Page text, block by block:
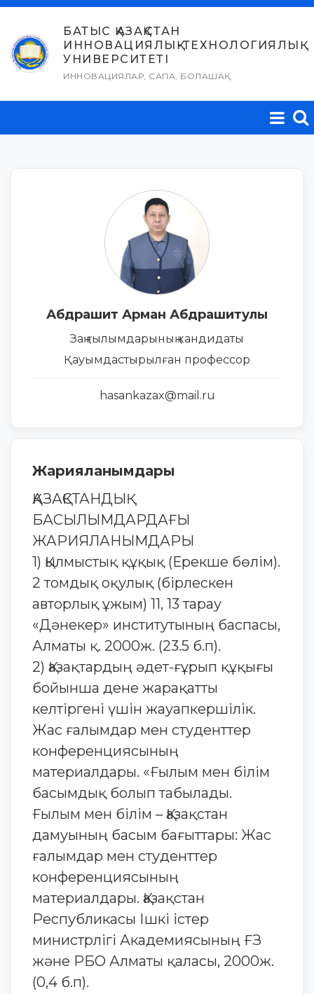
Skip
content
БАТЫС ҚАЗАҚСТАН
ИННОВАЦИЯЛЫҚ-ТЕХНОЛОГИЯЛЫҚ
УНИВЕРСИТЕТІ
ИННОВАЦИЯЛАР, САПА, БОЛАШАҚ
Абдрашит Арман Абдрашитулы
Заң ғылымдарының кандидаты
Қауымдастырылған профессор
hasankazax@mail.ru
Жарияланымдары
ҚАЗАҚСТАНДЫҚ
БАСЫЛЫМДАРДАҒЫ
ЖАРИЯЛАНЫМДАРЫ
1) Қылмыстық құқық (Ерекше бөлім).
2 томдық оқулық (бірлескен
авторлық ұжым) 11, 13 тарау
«Дәнекер» институтының баспасы,
Алматы қ. 2000ж. (23.5 б.п).
2) Қазақтардың әдет-ғұрып құқығы
бойынша дене жарақатты
келтіргені үшін жауапкершілік.
Жас ғалымдар мен студенттер
конференциясының
материалдары. «Ғылым мен білім
басымдық болып табылады.
Ғылым мен білім – Қазақстан
дамуының басым бағыттары: Жас
ғалымдар мен студенттер
конференциясының
материалдары. Қазақстан
Республикасы Ішкі істер
министрлігі Академиясының ҒЗ
және РБО Алматы қаласы, 2000ж.
(0,4 б.п).